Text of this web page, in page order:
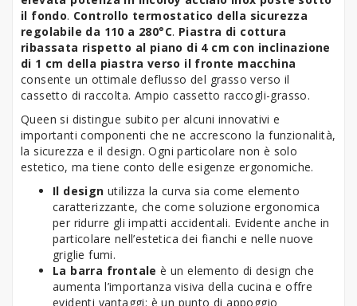
il fondo. Controllo termostatico della sicurezza
regolabile da 110 a 280°C. Piastra di cottura
ribassata rispetto al piano di 4 cm con inclinazione
di 1 cm della piastra verso il fronte macchina
consente un ottimale deflusso del grasso verso il
cassetto di raccolta. Ampio cassetto raccogli-grasso.
Queen si distingue subito per alcuni innovativi e
importanti componenti che ne accrescono la funzionalità,
la sicurezza e il design. Ogni particolare non è solo
estetico, ma tiene conto delle esigenze ergonomiche.
Il design utilizza la curva sia come elemento
caratterizzante, che come soluzione ergonomica
per ridurre gli impatti accidentali. Evidente anche in
particolare nell’estetica dei fianchi e nelle nuove
griglie fumi.
La barra frontale è un elemento di design che
aumenta l’importanza visiva della cucina e offre
evidenti vantaggi: è un punto di appoggio